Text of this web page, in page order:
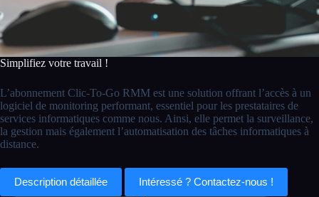
Simplifiez votre travail !
L’abonnement Clic-To-Go RMM est une solution offrant l’accès à un
logiciel de monitoring performant, essentiel pour les prestataires de
services informatiques comme nous. Ainsi, elle permet la surveillance,
la gestion mais également l’automatisation des tâches informatiques à
distance.
Description détaillée Intéressé ? Contactez-nous !